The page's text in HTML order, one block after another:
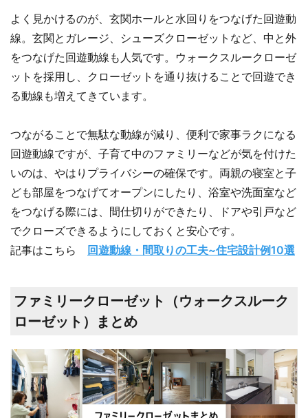
よく見かけるのが、玄関ホールと水回りをつなげた回遊動
線。玄関とガレージ、シューズクローゼットなど、中と外
をつなげた回遊動線も人気です。ウォークスルークローゼ
ットを採用し、クローゼットを通り抜けることで回遊でき
る動線も増えてきています。
つながることで無駄な動線が減り、便利で家事ラクになる
回遊動線ですが、子育て中のファミリーなどが気を付けた
いのは、やはりプライバシーの確保です。両親の寝室と子
ども部屋をつなげてオープンにしたり、浴室や洗面室など
をつなげる際には、間仕切りができたり、ドアや引戸など
でクローズできるようにしておくと安心です。
記事はこちら
回遊動線・間取りの工夫~住宅設計例10選
ファミリークローゼット（ウォークスルーク
ローゼット）まとめ